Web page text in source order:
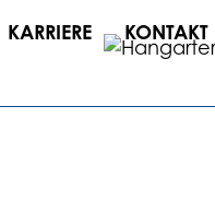
KARRIERE KONTAKT